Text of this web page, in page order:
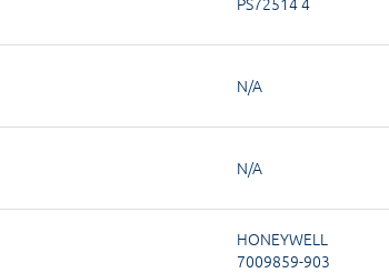
N/A
N/A
HONEYWELL
7009859-903